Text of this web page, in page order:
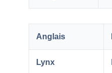
Anglais
Lynx